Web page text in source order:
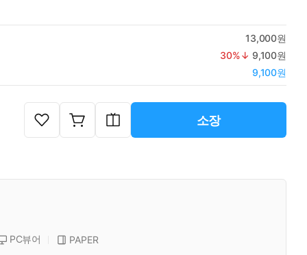
13,000원
30%↓ 9,100원
9,100원
소장
PC뷰어 PAPER